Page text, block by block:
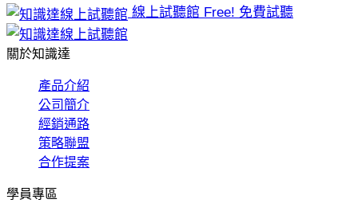
線上試聽館 Free! 免費試聽
關於知識達
產品介紹
公司簡介
經銷通路
策略聯盟
合作提案
學員專區